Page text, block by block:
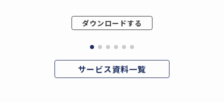
ダウンロードする
サービス資料一覧